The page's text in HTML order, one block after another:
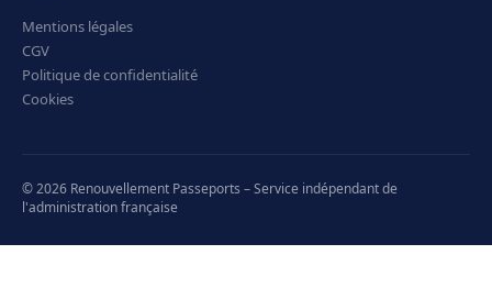
Mentions légales
CGV
Politique de confidentialité
Cookies
© 2026 Renouvellement Passeports – Service indépendant de
l'administration française